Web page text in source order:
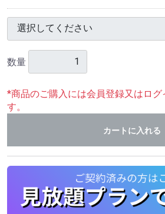
数量
*商品のご購入には会員登録又はログ
す。
カートに入れる